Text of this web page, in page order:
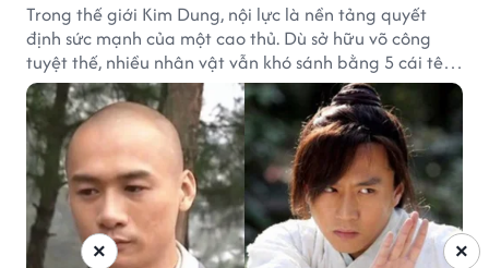
Trong thế giới Kim Dung, nội lực là nền tảng quyết
định sức mạnh của một cao thủ. Dù sở hữu võ công
tuyệt thế, nhiều nhân vật vẫn khó sánh bằng 5 cái tên
dưới đây về độ thâm hậu của chân khí.
×
×